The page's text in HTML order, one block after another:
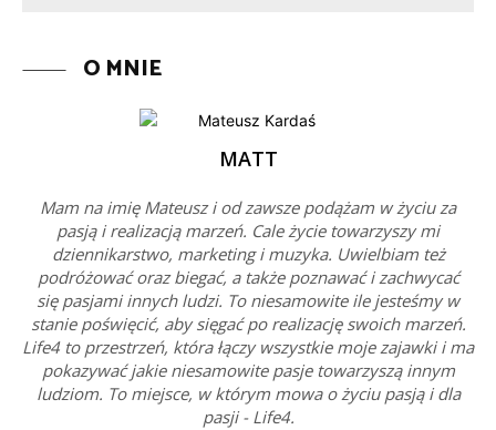
O MNIE
MATT
Mam na imię Mateusz i od zawsze podążam w życiu za
pasją i realizacją marzeń. Cale życie towarzyszy mi
dziennikarstwo, marketing i muzyka. Uwielbiam też
podróżować oraz biegać, a także poznawać i zachwycać
się pasjami innych ludzi. To niesamowite ile jesteśmy w
stanie poświęcić, aby sięgać po realizację swoich marzeń.
Life4 to przestrzeń, która łączy wszystkie moje zajawki i ma
pokazywać jakie niesamowite pasje towarzyszą innym
ludziom. To miejsce, w którym mowa o życiu pasją i dla
pasji - Life4.